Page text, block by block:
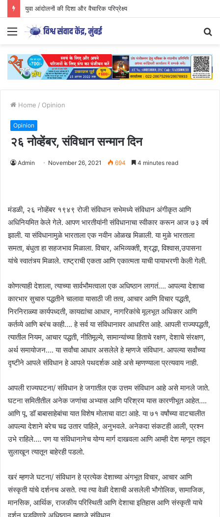
युवा आंदोलनों की दिशा और वैचारिक परिप्रेक्ष्य
Menu
Home / Opinion
Opinion
२६ नोव्हेंबर, संविधान सन्मान दिन
Admin November 26, 2021 694 4 minutes read
मंडळी, २६ नोव्हेंबर १९४९ रोजी संविधान सभेमध्ये संविधान अंगीकृत आणि
अधिनियमित केले गेले. आपण भारतीयांनी संविधानाचा स्वीकार करून आज ७३ वर्ष
झाली. या संविधानामुळे भारताला एक नवीन ओळख मिळाली. या मुळे भारताला
समता, बंधुता हा सहजभाव मिळाला. विचार, अभिव्यक्ती, श्रद्धा, विश्वास,उपासना
यांचे स्वातंत्र्य मिळाले. राष्ट्राची एकता आणि एकात्मता याची पायाभरणी केली गेली.
कोणत्याही देशाला, त्याच्या सार्वभौमत्वाला एक अधिष्ठान लागतं…. आपल्या देशाचा
कारभार सुचारु पद्धतीने चालावा यासाठी जी तत्व, आचार आणि विचार पद्धती,
निरनिराळ्या कार्यपध्दती, कायद्यांचा आधार, नागरिकांचे मूलभूत अधिकार आणि
कर्तव्ये आणि बरंच काही…. हे सर्व या संविधानावर आधारित आहे. आपली राज्यपद्धती,
त्यातील नियम, आचार पद्धती, नीतिमूल्ये, सामान्यांच्या हिताचे रक्षण, देशाचे संरक्षण,
अर्थ समायोजन…. या सर्वांचा आधार असलेले हे म्हणजे संविधान. आपल्या सर्वांच्या
दृष्टीने आपले संविधान हे आपले पथदर्शक आहे असे म्हणण्याला प्रत्यवाय नाही.
आपली राज्यघटना/ संविधान हे जगातील एक उत्तम संविधान आहे असे मानले जाते.
घटना समितीतील अनेक जणांचा अभ्यास आणि परिश्रम यास कारणीभूत आहेत….
आणि पू. डॉ बाबासाहेबांचा यात विशेष मोलाचा वाटा आहे. या ७१ वर्षांच्या वाटचालीत
आपल्या देशाने बरेच चढ उतार पाहिले, अनुभवले. अनेकदा संकटही आली, प्रश्न
उभे राहिले…. पण या संविधानानेच योग्य मार्ग दाखवला आणि आम्ही देश म्हणून तावून
सुलाखून त्यातून बाहेरही पडलो.
खरं म्हणजे घटना/ संविधान हे प्रत्येक देशाच्या अंगभूत विचार, आचार आणि
संस्कृती यांचे दर्शनच असते. त्या त्या वेळी देशाची असलेली भौगोलिक, सामाजिक,
मानसिक, आर्थिक, राजकीय परिस्थिती आणि देशाचा इतिहास आणि संस्कृती याचे